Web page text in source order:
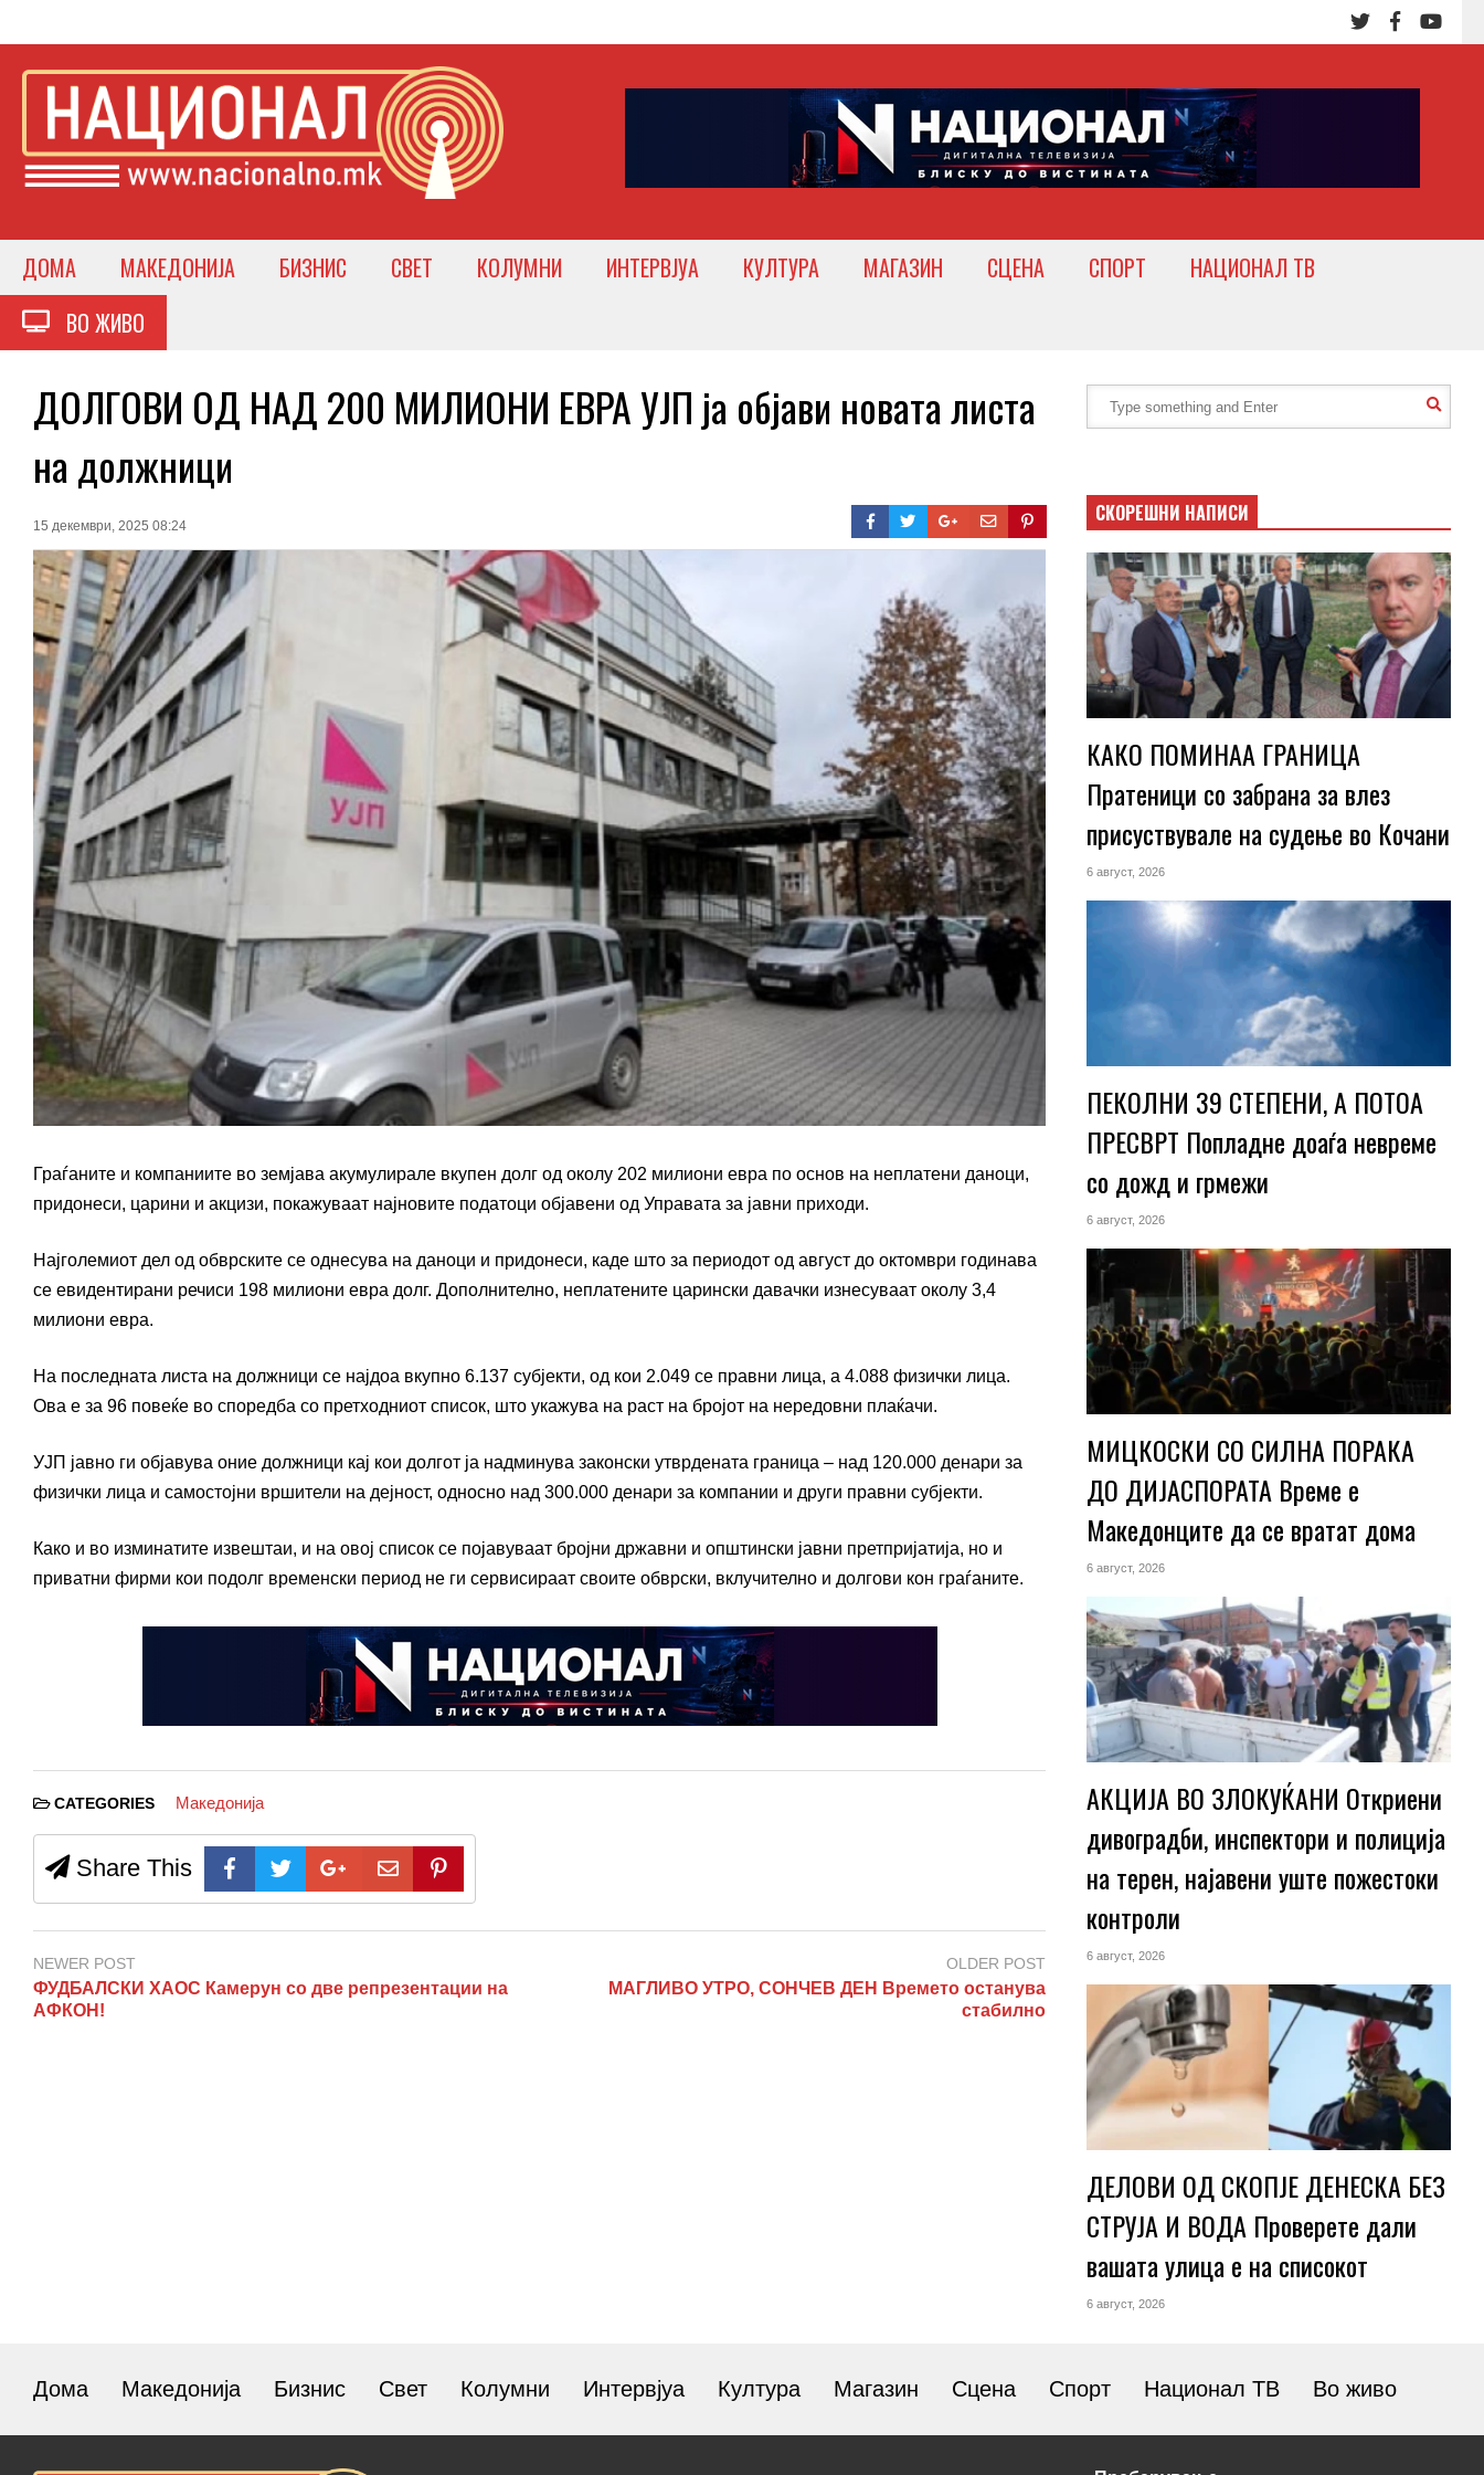
ДОМА МАКЕДОНИЈА БИЗНИС СВЕТ КОЛУМНИ ИНТЕРВЈУА КУЛТУРА МАГАЗИН СЦЕНА СПОРТ
НАЦИОНАЛ ТВ
ВО ЖИВО
ДОЛГОВИ ОД НАД 200 МИЛИОНИ ЕВРА УЈП ја објави новата листа
на должници
15 декември, 2025 08:24
Граѓаните и компаниите во земјава акумулирале вкупен долг од околу 202 милиони евра по основ на неплатени даноци,
придонеси, царини и акцизи, покажуваат најновите податоци објавени од Управата за јавни приходи.
Најголемиот дел од обврските се однесува на даноци и придонеси, каде што за периодот од август до октомври годинава
се евидентирани речиси 198 милиони евра долг. Дополнително, неплатените царински давачки изнесуваат околу 3,4
милиони евра.
На последната листа на должници се најдоа вкупно 6.137 субјекти, од кои 2.049 се правни лица, а 4.088 физички лица.
Ова е за 96 повеќе во споредба со претходниот список, што укажува на раст на бројот на нередовни плаќачи.
УЈП јавно ги објавува оние должници кај кои долгот ја надминува законски утврдената граница – над 120.000 денари за
физички лица и самостојни вршители на дејност, односно над 300.000 денари за компании и други правни субјекти.
Како и во изминатите извештаи, и на овој список се појавуваат бројни државни и општински јавни претпријатија, но и
приватни фирми кои подолг временски период не ги сервисираат своите обврски, вклучително и долгови кон граѓаните.
CATEGORIES Македонија
Share This
NEWER POST
ФУДБАЛСКИ ХАОС Камерун со две репрезентации на
АФКОН!
OLDER POST
МАГЛИВО УТРО, СОНЧЕВ ДЕН Времето останува
стабилно
СКОРЕШНИ НАПИСИ
КАКО ПОМИНАА ГРАНИЦА
Пратеници со забрана за влез
присуствувале на судење во Кочани
6 август, 2026
ПЕКОЛНИ 39 СТЕПЕНИ, А ПОТОА
ПРЕСВРТ Попладне доаѓа невреме
со дожд и грмежи
6 август, 2026
МИЦКОСКИ СО СИЛНА ПОРАКА
ДО ДИЈАСПОРАТА Време е
Македонците да се вратат дома
6 август, 2026
АКЦИЈА ВО ЗЛОКУЌАНИ Откриени
дивоградби, инспектори и полиција
на терен, најавени уште пожестоки
контроли
6 август, 2026
ДЕЛОВИ ОД СКОПЈЕ ДЕНЕСКА БЕЗ
СТРУЈА И ВОДА Проверете дали
вашата улица е на списокот
6 август, 2026
Дома Македонија Бизнис Свет Колумни Интервјуа Култура Магазин Сцена Спорт Национал ТВ Во живо